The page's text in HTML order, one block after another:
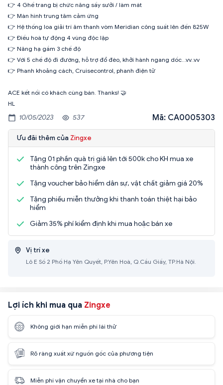
👉 4 Ghế trang bị chức năng sấy sưởi / làm mát
👉 Màn hình trung tâm cảm ứng
👉 Hệ thống loa giải trí âm thanh vòm Meridian công suất lên đến 825W
👉 Điều hoà tự động 4 vùng độc lập
👉 Nâng hạ gầm 3 chế độ
👉 Với 5 chế độ đi đường, hỗ trợ đổ đèo, khởi hành ngang dốc...vv..vv
👉 Phanh khoảng cách, Cruisecontrol, phanh điện tử
ACE kết nối có khách cùng bán. Thanks! 🤝
HL
10/05/2023 537 Mã: CA0005303
Ưu đãi thêm của Zingxe
Tặng 01 phần quà trị giá lên tới 500k cho KH mua xe
thành công trên Zingxe
Tặng voucher bảo hiểm dân sự, vật chất giảm giá 20%
Tặng phiếu miễn thưởng khi thanh toán thiệt hại bảo
hiểm
Giảm 35% phí kiểm định khi mua hoặc bán xe
Vị trí xe
Lô E Số 2 Phố Hạ Yên Quyết, P.Yên Hoà, Q.Cầu Giấy, TP.Hà Nội.
Lợi ích khi mua qua Zingxe
Không giới hạn miễn phí lái thử
Rõ ràng xuất xứ nguồn gốc của phương tiện
Miễn phí vận chuyển xe tại nhà cho bạn